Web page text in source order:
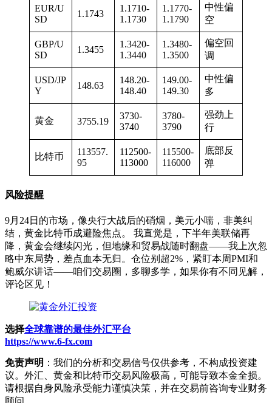
EUR/U
SD
1.1743
1.1710-
1.1730
1.1770-
1.1790
中性偏
空
GBP/U
SD
1.3455
1.3420-
1.3440
1.3480-
1.3500
偏空回
调
USD/JP
Y
148.63
148.20-
148.40
149.00-
149.30
中性偏
多
黄金 3755.19
3730-
3740
3780-
3790
强劲上
行
比特币
113557.
95
112500-
113000
115500-
116000
底部反
弹
风险提醒
9月24日的市场，像央行大战后的硝烟，美元小喘，非美纠
结，黄金比特币成避险焦点。 我直觉是，下半年美联储再
降，黄金会继续闪光，但地缘和贸易战随时翻盘——我上次忽
略中东局势，差点血本无归。仓位别超2%，紧盯本周PMI和
鲍威尔讲话——咱们交易圈，多聊多学，如果你有不同见解，
评论区见！
选择全球靠谱的最佳外汇平台
https://www.6-fx.com
免责声明 ：我们的分析和交易信号仅供参考，不构成投资建
议。外汇、黄金和比特币交易风险极高，可能导致本金全损。
请根据自身风险承受能力谨慎决策，并在交易前咨询专业财务
顾问。